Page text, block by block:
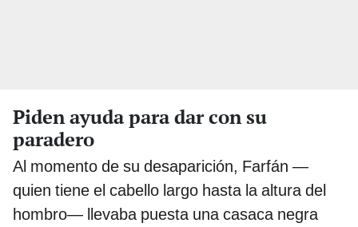
Piden ayuda para dar con su
paradero
Al momento de su desaparición, Farfán —
quien tiene el cabello largo hasta la altura del
hombro— llevaba puesta una casaca negra